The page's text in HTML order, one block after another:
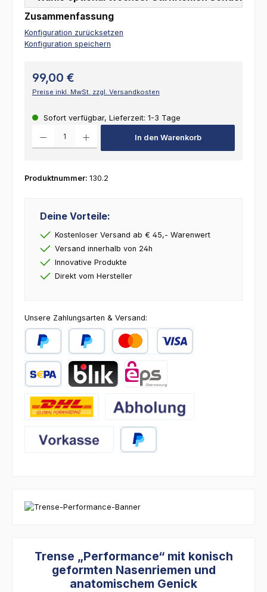
Zusammenfassung
Konfiguration zurücksetzen
Konfiguration speichern
99,00 €
Preise inkl. MwSt. zzgl. Versandkosten
Sofort verfügbar, Lieferzeit: 1-3 Tage
In den Warenkorb
Produktnummer: 130.2
Deine Vorteile:
Kostenloser Versand ab € 45,- Warenwert
Versand innerhalb von 24h
Innovative Produkte
Direkt vom Hersteller
Unsere Zahlungsarten & Versand:
PayPal Später BezahlenKredit- oder Debitkarte
Abholung
Trense „Performance“ mit konisch
geformten Nasenriemen und
anatomischem Genick